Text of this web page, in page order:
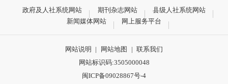
政府及人社系统网站 期刊杂志网站
县级人社系统网站
新闻媒体网站
网上服务平台
网站说明 | 网站地图 | 联系我们
网站标识码:3505000048
闽ICP备09028867号-4